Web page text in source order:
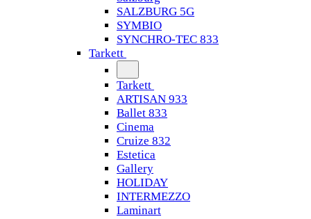
SALZBURG 5G
SYMBIO
SYNCHRO-TEC 833
Tarkett
Tarkett
ARTISAN 933
Ballet 833
Cinema
Cruize 832
Estetica
Gallery
HOLIDAY
INTERMEZZO
Laminart